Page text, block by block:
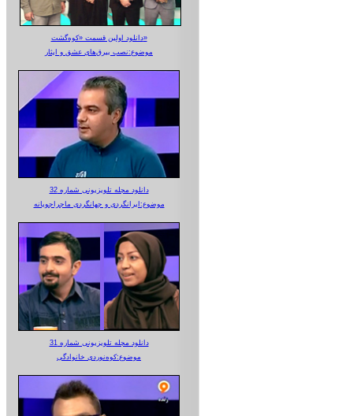
دانلود اولین قسمت «کوه‌گشت»
موضوع:نصب بیرق‌های عشق و ایثار
دانلود مجله تلویزیونی شماره 32
موضوع:ایرانگردی و جهانگردی ماجراجویانه
دانلود مجله تلویزیونی شماره 31
موضوع:کوه‌نوردی خانوادگی